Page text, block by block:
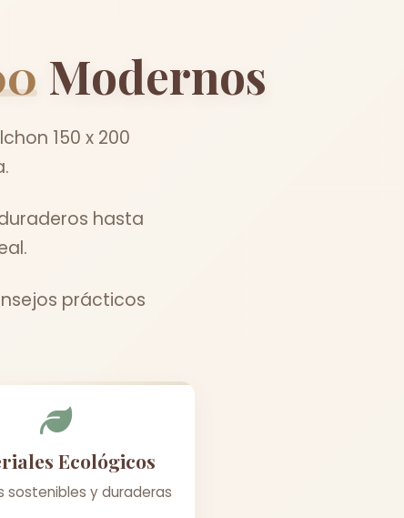
Modernos
150 x 200
hasta
prácticos
Ecológicos
sostenibles y duraderas